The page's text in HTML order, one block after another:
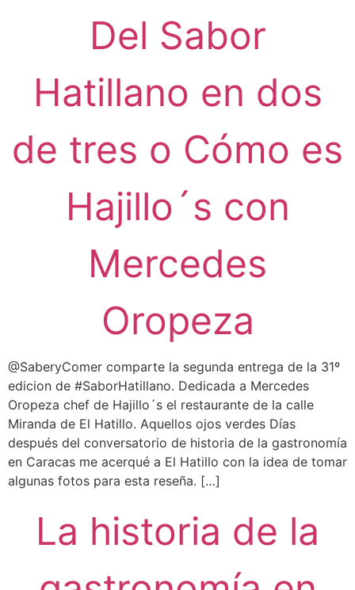
Del Sabor
Hatillano en dos
de tres o Cómo es
Hajillo´s con
Mercedes
Oropeza
@SaberyComer comparte la segunda entrega de la 31º
edicion de #SaborHatillano. Dedicada a Mercedes
Oropeza chef de Hajillo´s el restaurante de la calle
Miranda de El Hatillo. Aquellos ojos verdes Días
después del conversatorio de historia de la gastronomía
en Caracas me acerqué a El Hatillo con la idea de tomar
algunas fotos para esta reseña. […]
La historia de la